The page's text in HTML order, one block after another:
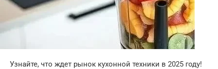
Узнайте, что ждет рынок кухонной техники в 2025 году!